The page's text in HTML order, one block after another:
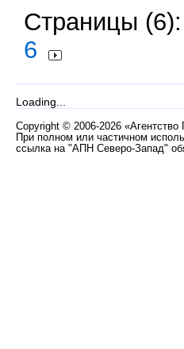
Страницы (6):
6
Loading...
Copyright © 2006-2026
При полном или частичном
ссылка на "АПН Северо-Запад"